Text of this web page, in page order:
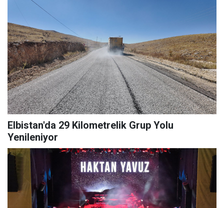
Elbistan'da 29 Kilometrelik Grup Yolu
Yenileniyor